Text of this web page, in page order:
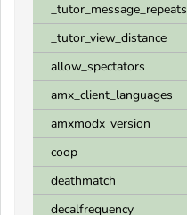
_tutor_message_repeats
_tutor_view_distance
allow_spectators
amx_client_languages
amxmodx_version
coop
deathmatch
decalfrequency